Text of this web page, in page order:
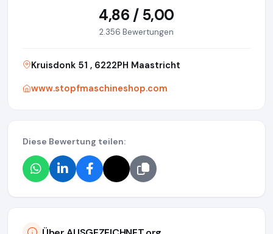
4,86 / 5,00
2.356 Bewertungen
Kruisdonk 51 , 6222PH Maastricht
www.stopfmaschineshop.com
Diese Bewertung teilen: